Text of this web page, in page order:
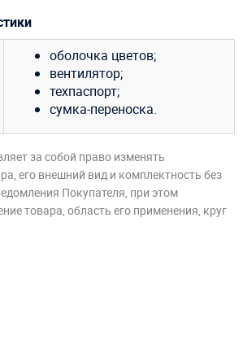
оболочка цветов;
вентилятор;
техпаспорт;
сумка-переноска.
за собой право изменять
его внешний вид и комплектность без
Покупателя, при этом
товара, область его применения, круг